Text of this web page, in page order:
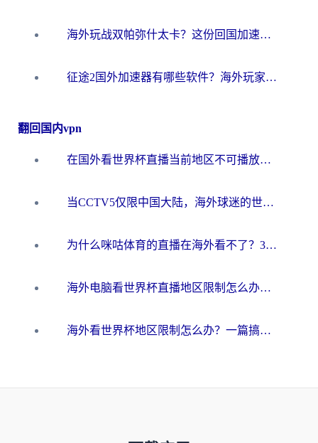
海外玩战双帕弥什太卡？这份回国加速器终极指南帮你告别延迟（附打球球大作战古今江湖加速方案）
征途2国外加速器有哪些软件？海外玩家亲测实用指南（附非洲梦幻西游加速技巧）
翻回国内vpn
在国外看世界杯直播当前地区不可播放？海外党必看的回国加速全攻略
当CCTV5仅限中国大陆，海外球迷的世界杯狂欢如何继续？
为什么咪咕体育的直播在海外看不了？3步解决海外看世界杯+抖音地区限制难题
海外电脑看世界杯直播地区限制怎么办？你需要一个聪明的加速器
海外看世界杯地区限制怎么办？一篇搞定咪咕视频播放+国内资源无缝访问指南